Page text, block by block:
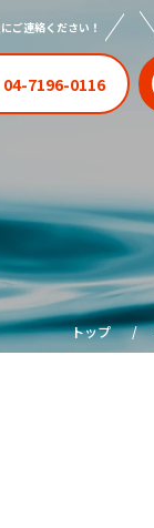
ご連絡ください！
04-7196-0116
トップ